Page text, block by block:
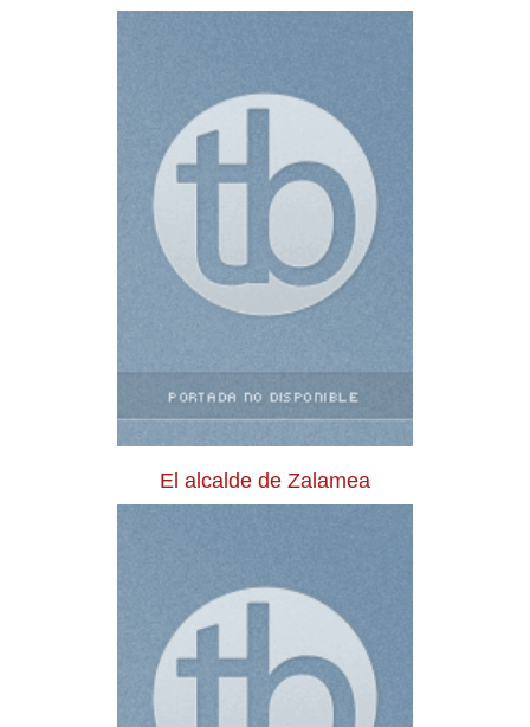
El alcalde de Zalamea